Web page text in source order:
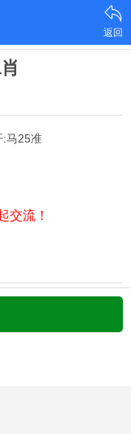
返回
:马25准
交流！